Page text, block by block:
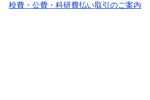
校費・公費・科研費払い取引のご案内